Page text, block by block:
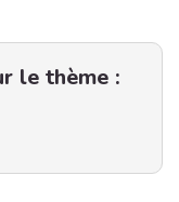
le thème :